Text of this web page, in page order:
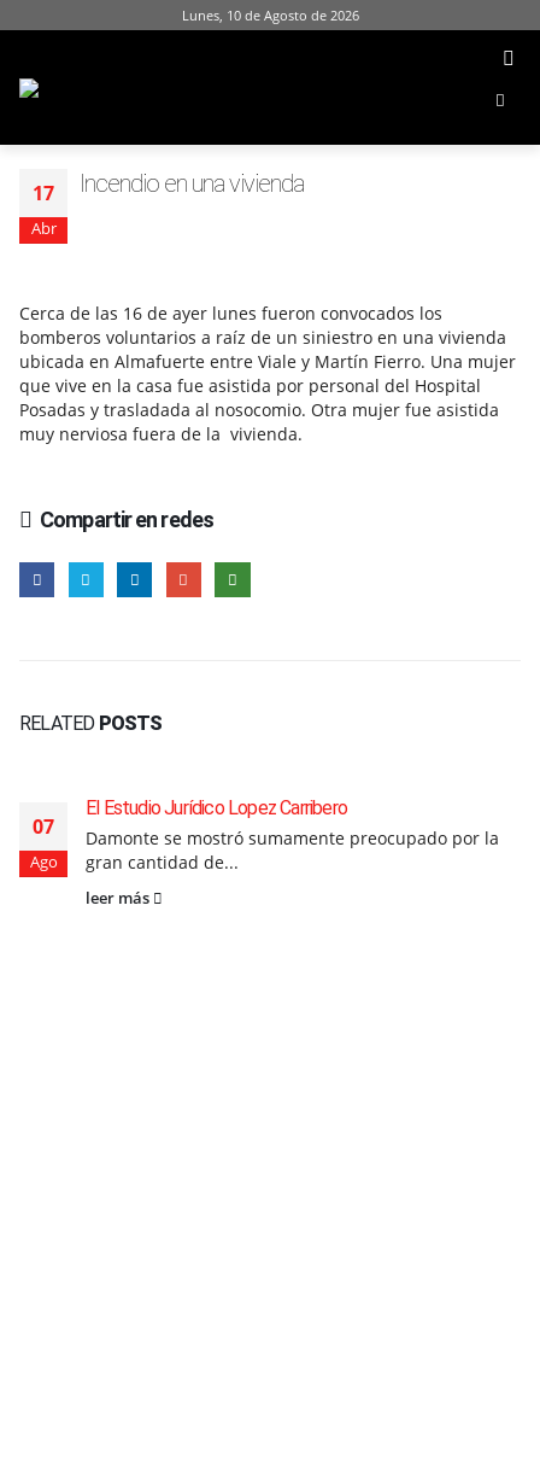
Lunes, 10 de Agosto de 2026
17
Abr
Incendio en una vivienda
Cerca de las 16 de ayer lunes fueron convocados los
bomberos voluntarios a raíz de un siniestro en una vivienda
ubicada en Almafuerte entre Viale y Martín Fierro. Una mujer
que vive en la casa fue asistida por personal del Hospital
Posadas y trasladada al nosocomio. Otra mujer fue asistida
muy nerviosa fuera de la vivienda.
Compartir en redes
RELATED POSTS
07
Ago
El Estudio Jurídico Lopez Carribero
Damonte se mostró sumamente preocupado por la
gran cantidad de...
leer más